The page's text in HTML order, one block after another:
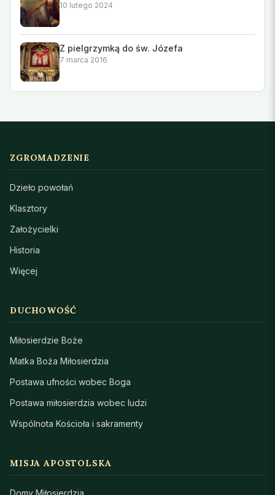
10 lutego 2024
Z pielgrzymką do św. Józefa
7 marca 2016
ZGROMADZENIE
Dzieło powołań
Klasztory
Założycielki
Historia
Więcej
DUCHOWOŚĆ
Miłosierdzie Boże
Matka Boża Miłosierdzia
Postawa ufności wobec Boga
Postawa miłosierdzia wobec ludzi
Wspólnota Kościoła i sakramenty
MISJA APOSTOLSKA